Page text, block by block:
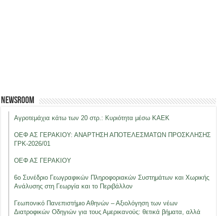
Newsroom
Αγροτεμάχια κάτω των 20 στρ.: Κυριότητα μέσω ΚΑΕΚ
ΟΕΦ ΑΣ ΓΕΡΑΚΙΟΥ: ΑΝΑΡΤΗΣΗ ΑΠΟΤΕΛΕΣΜΑΤΩΝ ΠΡΟΣΚΛΗΣΗΣ
ΓΡΚ-2026/01
ΟΕΦ ΑΣ ΓΕΡΑΚΙΟΥ
6ο Συνέδριο Γεωγραφικών Πληροφοριακών Συστημάτων και Χωρικής
Ανάλυσης στη Γεωργία και το Περιβάλλον
Γεωπονικό Πανεπιστήμιο Αθηνών – Αξιολόγηση των νέων
Διατροφικών Οδηγιών για τους Αμερικανούς: θετικά βήματα, αλλά